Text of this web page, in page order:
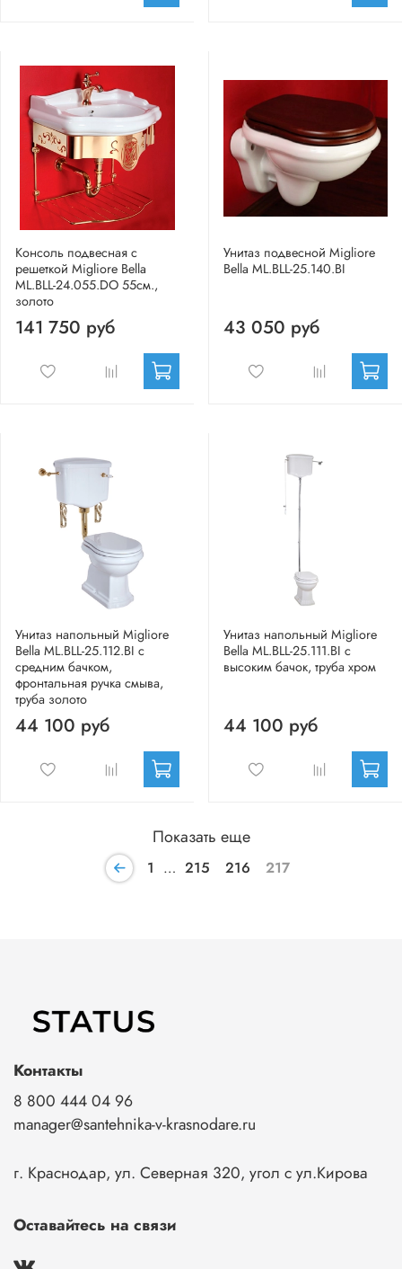
Консоль подвесная с
решеткой Migliore Bella
ML.BLL-24.055.DO 55см.,
золото
141 750 руб
Унитаз подвесной Migliore
Bella ML.BLL-25.140.BI
43 050 руб
Унитаз напольный Migliore
Bella ML.BLL-25.112.BI c
средним бачком,
фронтальная ручка смыва,
труба золото
44 100 руб
Унитаз напольный Migliore
Bella ML.BLL-25.111.BI с
высоким бачок, труба хром
44 100 руб
Показать еще
1 … 215 216 217
Контакты
8 800 444 04 96
manager@santehnika-v-krasnodare.ru
г. Краснодар, ул. Северная 320, угол с ул.Кирова
Оставайтесь на связи